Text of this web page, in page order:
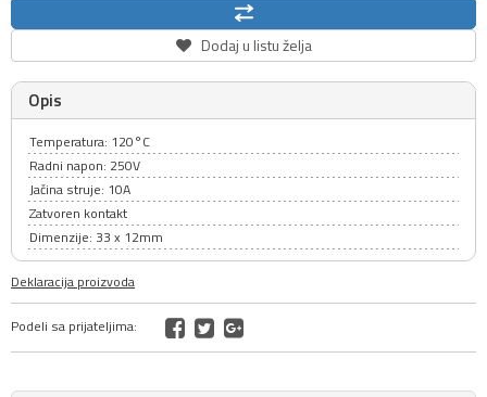
Dodaj u listu želja
Opis
Temperatura: 120°C
Radni napon: 250V
Jačina struje: 10A
Zatvoren kontakt
Dimenzije: 33 x 12mm
Deklaracija proizvoda
Podeli sa prijateljima: